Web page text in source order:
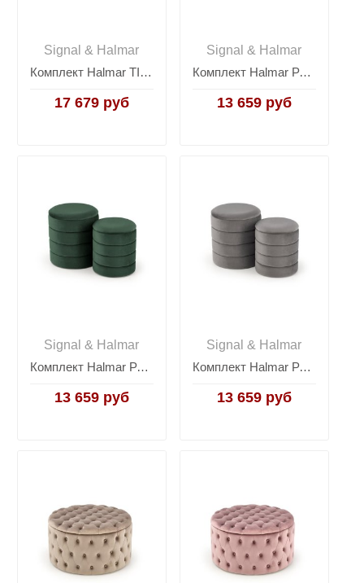
Signal & Halmar
Комплект Halmar TICO, 2 пуфа (бежевый)
17 679 руб
Signal & Halmar
Комплект Halmar PACHO, 2 пуфа (бежевый)
13 659 руб
Signal & Halmar
Комплект Halmar PACHO, 2 пуфа (зеленый)
13 659 руб
Signal & Halmar
Комплект Halmar PACHO, 2 пуфа (серый)
13 659 руб